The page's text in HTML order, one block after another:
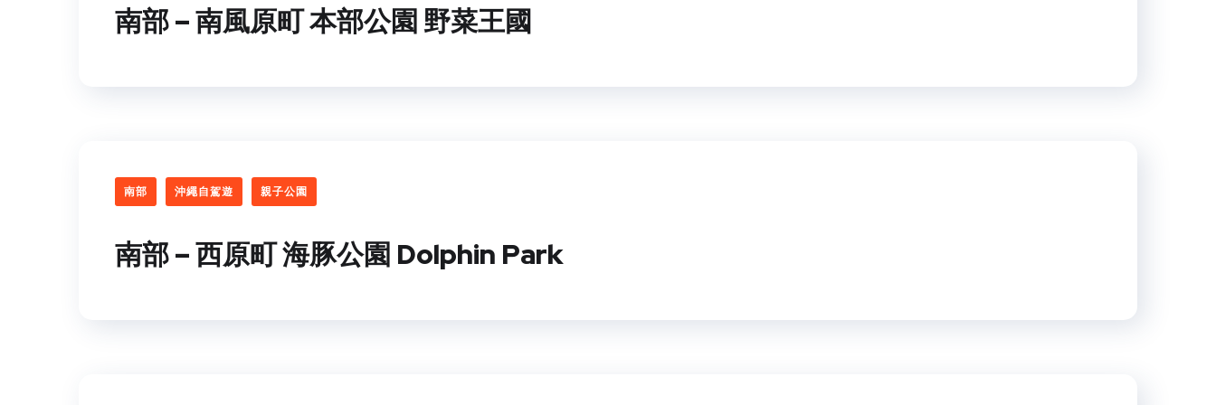
南部 – 南風原町 本部公園 野菜王國
南部 沖繩自駕遊 親子公園
南部 – 西原町 海豚公園 Dolphin Park